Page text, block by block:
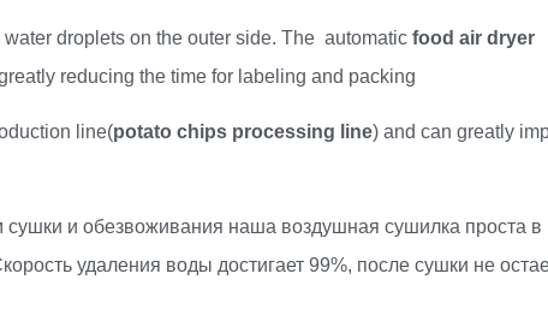
droplets on the outer side. The automatic food air dryer
reducing the time for labeling and packing
line(potato chips processing line) and can greatly
и обезвоживания наша воздушная сушилка проста в
удаления воды достигает 99%, после сушки не